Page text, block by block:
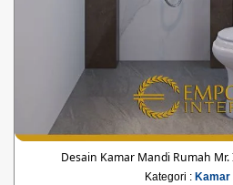
Desain Kamar Mandi Rumah Mr.
Kategori : Kamar